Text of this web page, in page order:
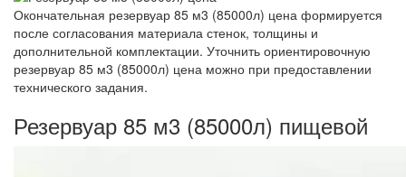
Окончательная резервуар 85 м3 (85000л) цена формируется
после согласования материала стенок, толщины и
дополнительной комплектации. Уточнить ориентировочную
резервуар 85 м3 (85000л) цена можно при предоставлении
технического задания.
Резервуар 85 м3 (85000л) пищевой